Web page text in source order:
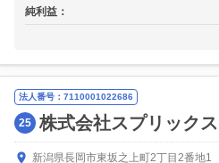
純利益：
法人番号：7110001022686
25 株式会社スプリックス
新潟県長岡市東坂之上町2丁目2番地1